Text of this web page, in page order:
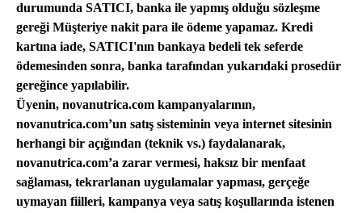
durumunda SATICI, banka ile yapmış olduğu sözleşme
gereği Müşteriye nakit para ile ödeme yapamaz. Kredi
kartına iade, SATICI'nın bankaya bedeli tek seferde
ödemesinden sonra, banka tarafından yukarıdaki prosedür
gereğince yapılabilir.
Üyenin, novanutrica.com kampanyalarının,
novanutrica.com’un satış sisteminin veya internet sitesinin
herhangi bir açığından (teknik vs.) faydalanarak,
novanutrica.com’a zarar vermesi, haksız bir menfaat
sağlaması, tekrarlanan uygulamalar yapması, gerçeğe
uymayan fiilleri, kampanya veya satış koşullarında istenen